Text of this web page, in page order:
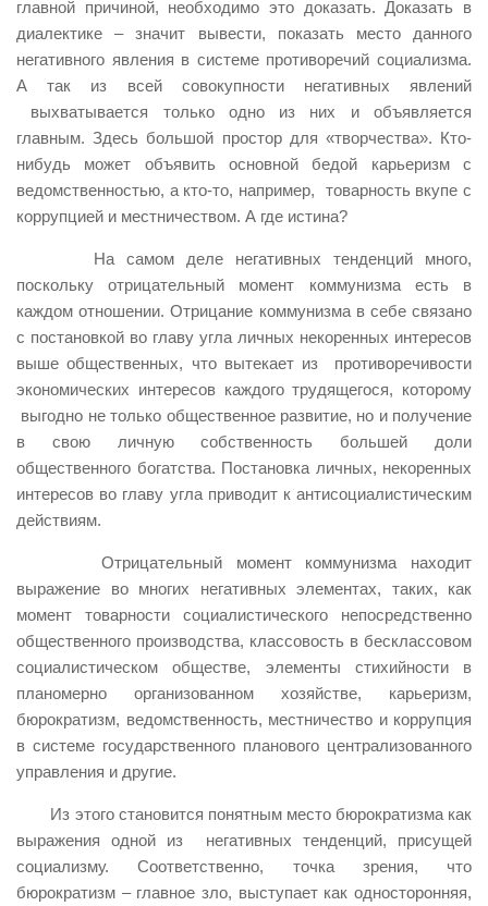
главной причиной, необходимо это доказать. Доказать в
диалектике – значит вывести, показать место данного
негативного явления в системе противоречий социализма.
А так из всей совокупности негативных явлений
выхватывается только одно из них и объявляется
главным. Здесь большой простор для «творчества». Кто-
нибудь может объявить основной бедой карьеризм с
ведомственностью, а кто-то, например, товарность вкупе с
коррупцией и местничеством. А где истина?
На самом деле негативных тенденций много,
поскольку отрицательный момент коммунизма есть в
каждом отношении. Отрицание коммунизма в себе связано
с постановкой во главу угла личных некоренных интересов
выше общественных, что вытекает из противоречивости
экономических интересов каждого трудящегося, которому
выгодно не только общественное развитие, но и получение
в свою личную собственность большей доли
общественного богатства. Постановка личных, некоренных
интересов во главу угла приводит к антисоциалистическим
действиям.
Отрицательный момент коммунизма находит
выражение во многих негативных элементах, таких, как
момент товарности социалистического непосредственно
общественного производства, классовость в бесклассовом
социалистическом обществе, элементы стихийности в
планомерно организованном хозяйстве, карьеризм,
бюрократизм, ведомственность, местничество и коррупция
в системе государственного планового централизованного
управления и другие.
Из этого становится понятным место бюрократизма как
выражения одной из негативных тенденций, присущей
социализму. Соответственно, точка зрения, что
бюрократизм – главное зло, выступает как односторонняя,